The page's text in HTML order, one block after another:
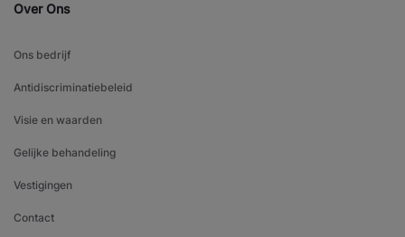
Over Ons
Ons bedrijf
Antidiscriminatiebeleid
Visie en waarden
Gelijke behandeling
Vestigingen
Contact